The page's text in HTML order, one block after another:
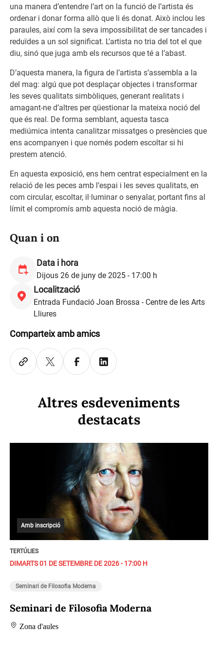
una manera d’entendre l’art on la funció de l’artista és
ordenar i donar forma allò que li és donat. Això inclou les
paraules, així com la seva impossibilitat de ser tancades i
reduïdes a un sol significat. L’artista no tria del tot el que
diu, sinó que juga amb els recursos que té a l’abast.
D’aquesta manera, la figura de l’artista s’assembla a la
del mag: algú que pot desplaçar objectes i transformar
les seves qualitats simbòliques, generant realitats i
amagant-ne d’altres per qüestionar la mateixa noció del
que és real. De forma semblant, aquesta tasca
mediúmica intenta canalitzar missatges o presències que
ens acompanyen i que només podem escoltar si hi
prestem atenció.
En aquesta exposició, ens hem centrat especialment en la
relació de les peces amb l’espai i les seves qualitats, en
com circular, escoltar, il·luminar o senyalar, portant fins al
límit el compromís amb aquesta noció de màgia.
Quan i on
Data i hora
Dijous 26 de juny de 2025 - 17:00 h
Localització
Entrada Fundació Joan Brossa - Centre de les Arts
Lliures
Comparteix amb amics
Altres esdeveniments
destacats
Amb inscripció
TERTÚLIES
DIMARTS 01 DE SETEMBRE DE 2026 - 17:00 H
Seminari de Filosofia Moderna
Seminari de Filosofia Moderna
Zona d'aules